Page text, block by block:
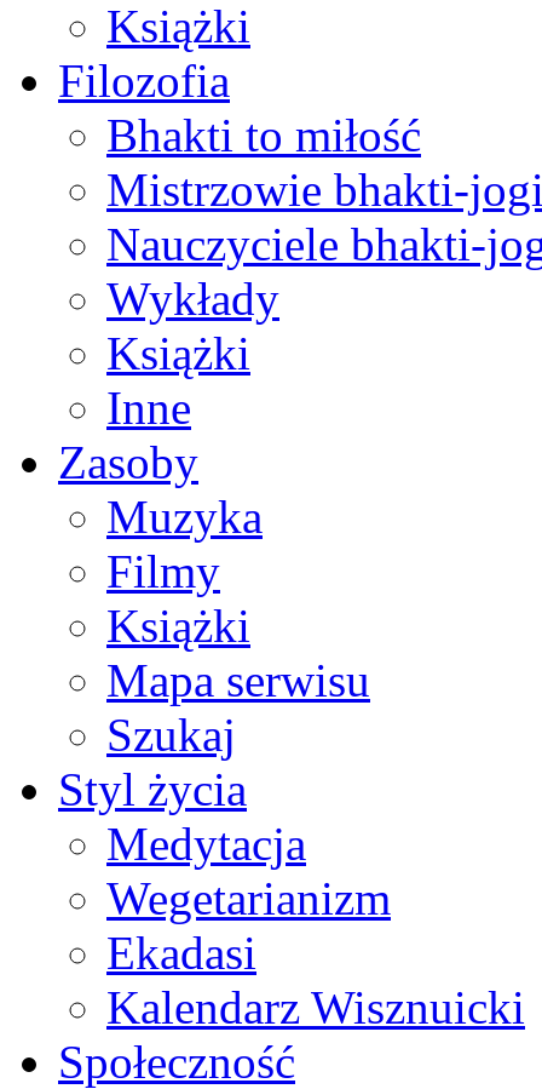
Książki
Filozofia
Bhakti to miłość
Mistrzowie bhakti-
Nauczyciele bhakti-
Wykłady
Książki
Inne
Zasoby
Muzyka
Filmy
Książki
Mapa serwisu
Szukaj
Styl życia
Medytacja
Wegetarianizm
Ekadasi
Kalendarz Wisznuicki
Społeczność